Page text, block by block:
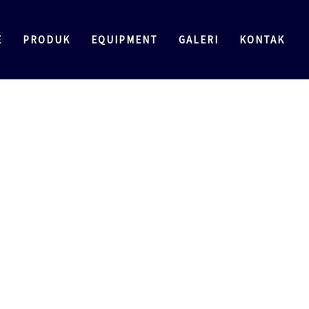
PRODUK EQUIPMENT GALERI KONTAK